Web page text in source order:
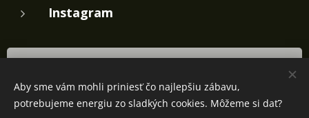
Instagram
ponuku
Aby sme vám mohli priniesť čo najlepšiu zábavu,
potrebujeme energiu zo sladkých cookies. Môžeme si dať?